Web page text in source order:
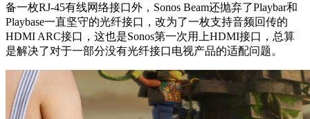
备一枚RJ-45有线网络接口外，Sonos Beam还抛弃了Playbar和
Playbase一直坚守的光纤接口，改为了一枚支持音频回传的
HDMI ARC接口，这也是Sonos第一次用上HDMI接口，总算
是解决了对于一部分没有光纤接口电视产品的适配问题。